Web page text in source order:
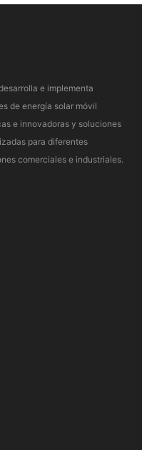
e implementa
de energía solar móvil
e innovadoras y soluciones
para diferentes
comerciales e industriales.